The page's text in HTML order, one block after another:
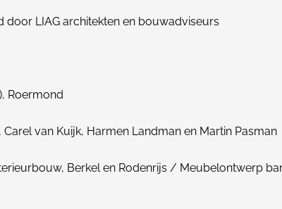
door LIAG architekten en bouwadviseurs
Roermond
van Kuijk, Harmen Landman en Martin Pasman
Berkel en Rodenrijs / Meubelontwerp